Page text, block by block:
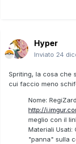
Hyper
Inviato 24
Spriting, la cosa che
cui faccio meno
Nome: RegiZard
http://
meglio con il
Materiali Usati:
"panna" sulla